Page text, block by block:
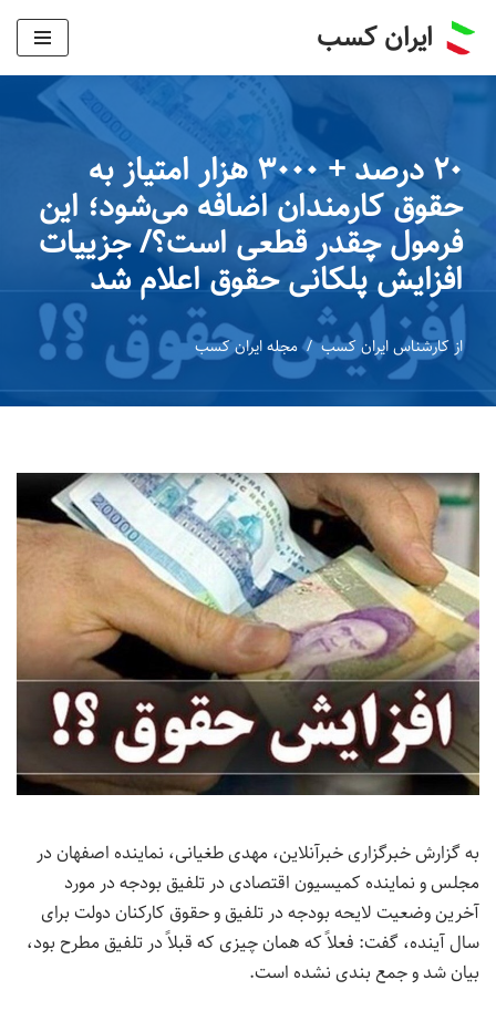
پرش
به
ایران کسب
۲۰ درصد + ۳۰۰۰ هزار امتیاز به
حقوق کارمندان اضافه می‌شود؛ این
فرمول چقدر قطعی است؟/ جزییات
افزایش پلکانی حقوق اعلام شد
ازکارشناس ایران کسب مجله ایران کسب
به گزارش خبرگزاری خبرآنلاین، مهدی طغیانی، نماینده اصفهان در
مجلس و نماینده کمیسیون اقتصادی در تلفیق بودجه در مورد
آخرین وضعیت لایحه بودجه در تلفیق و حقوق کارکنان دولت برای
سال آینده، گفت: فعلاً که همان چیزی که قبلاً در تلفیق مطرح بود،
بیان شد و جمع بندی نشده است.